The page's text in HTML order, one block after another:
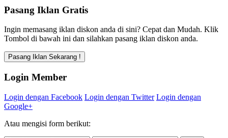
Pasang Iklan Gratis
Ingin memasang iklan diskon anda di sini? Cepat dan Mudah. Klik
Tombol di bawah ini dan silahkan pasang iklan diskon anda.
Login Member
Login dengan Facebook Login dengan Twitter Login dengan
Google+
Atau mengisi form berikut: